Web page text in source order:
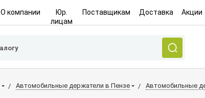
О компании
Юр.
лицам
Поставщикам Доставка Акции
Автомобильные держатели в Пензе Автомобильные